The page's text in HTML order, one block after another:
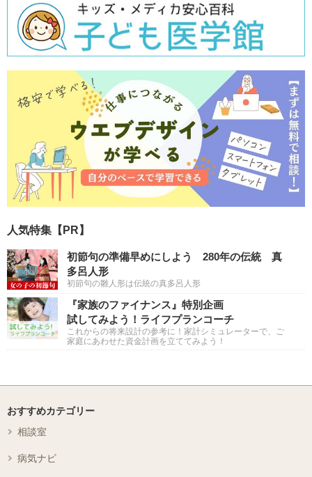
人気特集【PR】
初節句の準備早めにしよう 280年の伝統 真
多呂人形
初節句の雛人形は伝統の真多呂人形
『家族のファイナンス』特別企画
試してみよう！ライフプランコーチ
これからの将来設計の参考に！家計シミュレーターで、ご
家庭にあわせた資金計画を立ててみよう！
おすすめカテゴリー
相談室
病気ナビ